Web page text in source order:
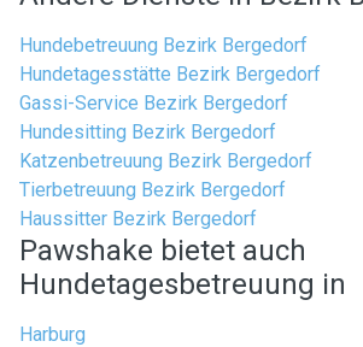
Hundebetreuung Bezirk Bergedorf
Hundetagesstätte Bezirk Bergedorf
Gassi-Service Bezirk Bergedorf
Hundesitting Bezirk Bergedorf
Katzenbetreuung Bezirk Bergedorf
Tierbetreuung Bezirk Bergedorf
Haussitter Bezirk Bergedorf
Pawshake bietet auch
Hundetagesbetreuung in
Harburg